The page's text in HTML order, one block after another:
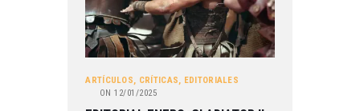
ARTÍCULOS, CRÍTICAS, EDITORIALES
ON 12/01/2025